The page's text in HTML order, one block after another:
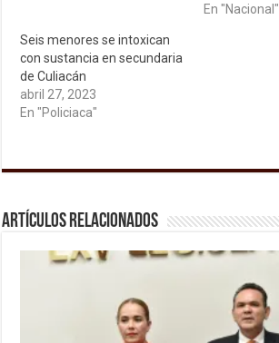
En "Nacional"
Seis menores se intoxican
con sustancia en secundaria
de Culiacán
abril 27, 2023
En "Policiaca"
Artículos relacionados